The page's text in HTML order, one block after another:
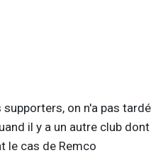
on n'a pas tardé
il y a un autre club dont
le cas de Remco